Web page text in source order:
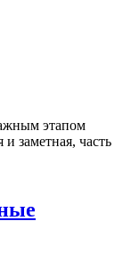
этапом
заметная, часть